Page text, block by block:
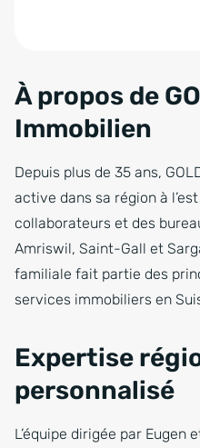
À propos de
Immobilien
Depuis plus de 35 ans,
active dans sa région à
collaborateurs et des
Amriswil, Saint-Gall et
familiale fait partie des
services immobiliers en
Expertise
personnalisé
L’équipe dirigée par Eugen